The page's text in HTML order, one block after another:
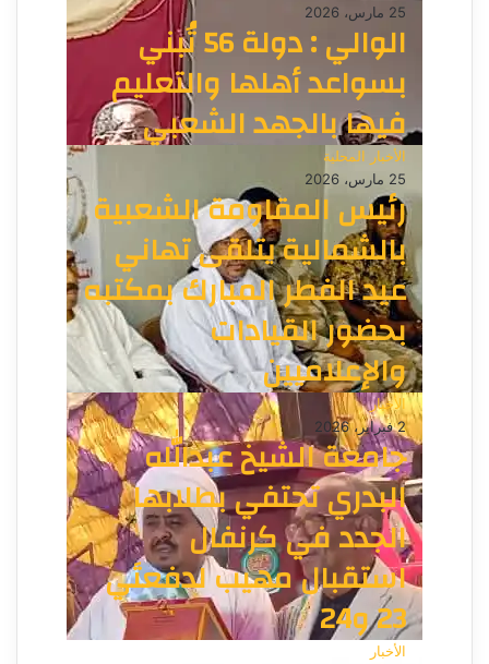
25 مارس، 2026
الوالي : دولة 56 تُبني
بسواعد أهلها والتعليم
فيها بالجهد الشعبي
الأخبار المحلية
25 مارس، 2026
رئيس المقاومة الشعبية
بالشمالية يتلقى تهاني
عيد الفطر المبارك بمكتبه
بحضور القيادات
والإعلاميين
الأخبار
2 فبراير، 2026
جامعة الشيخ عبدالله
البدري تحتفي بطلابها
الجدد في كرنفال
استقبال مهيب لدفعتَي
23 و24
الأخبار